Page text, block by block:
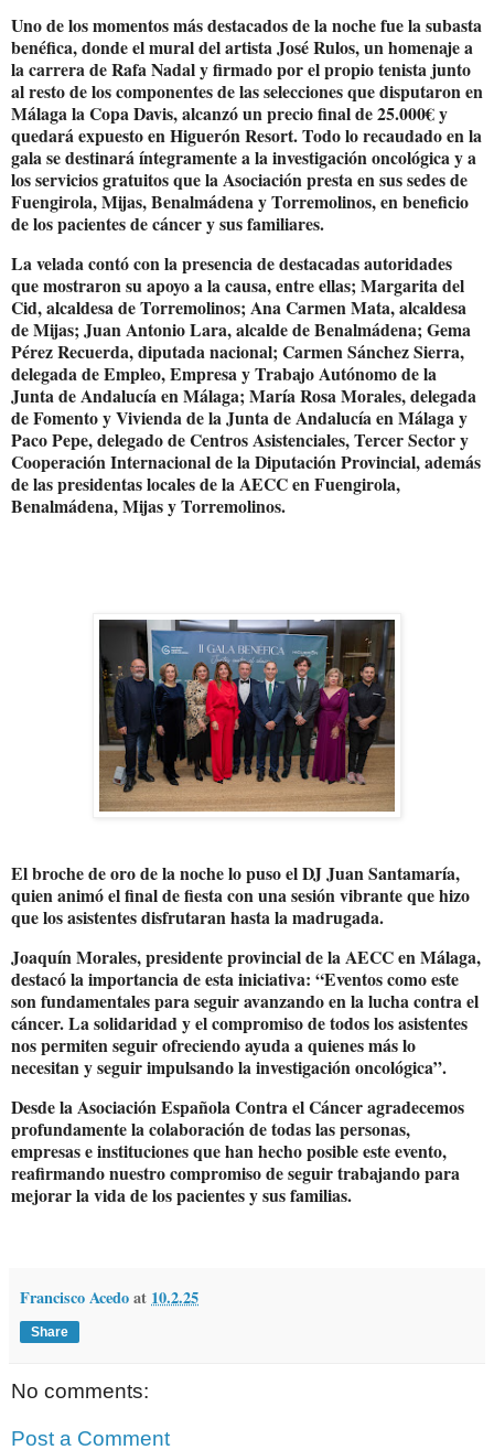
Uno de los momentos más destacados de la noche fue la subasta
benéfica, donde el mural del artista José Rulos, un homenaje a
la carrera de Rafa Nadal y firmado por el propio tenista junto
al resto de los componentes de las selecciones que disputaron en
Málaga la Copa Davis, alcanzó un precio final de 25.000€ y
quedará expuesto en Higuerón Resort. Todo lo recaudado en la
gala se destinará íntegramente a la investigación oncológica y a
los servicios gratuitos que la Asociación presta en sus sedes de
Fuengirola, Mijas, Benalmádena y Torremolinos, en beneficio
de los pacientes de cáncer y sus familiares.
La velada contó con la presencia de destacadas autoridades
que mostraron su apoyo a la causa, entre ellas; Margarita del
Cid, alcaldesa de Torremolinos; Ana Carmen Mata, alcaldesa
de Mijas; Juan Antonio Lara, alcalde de Benalmádena; Gema
Pérez Recuerda, diputada nacional; Carmen Sánchez Sierra,
delegada de Empleo, Empresa y Trabajo Autónomo de la
Junta de Andalucía en Málaga; María Rosa Morales, delegada
de Fomento y Vivienda de la Junta de Andalucía en Málaga y
Paco Pepe, delegado de Centros Asistenciales, Tercer Sector y
Cooperación Internacional de la Diputación Provincial, además
de las presidentas locales de la AECC en Fuengirola,
Benalmádena, Mijas y Torremolinos.
El broche de oro de la noche lo puso el DJ Juan Santamaría,
quien animó el final de fiesta con una sesión vibrante que hizo
que los asistentes disfrutaran hasta la madrugada.
Joaquín Morales, presidente provincial de la AECC en Málaga,
destacó la importancia de esta iniciativa: “Eventos como este
son fundamentales para seguir avanzando en la lucha contra el
cáncer. La solidaridad y el compromiso de todos los asistentes
nos permiten seguir ofreciendo ayuda a quienes más lo
necesitan y seguir impulsando la investigación oncológica”.
Desde la Asociación Española Contra el Cáncer agradecemos
profundamente la colaboración de todas las personas,
empresas e instituciones que han hecho posible este evento,
reafirmando nuestro compromiso de seguir trabajando para
mejorar la vida de los pacientes y sus familias.
Francisco Acedoat 10.2.25
Share
No comments:
Post a Comment